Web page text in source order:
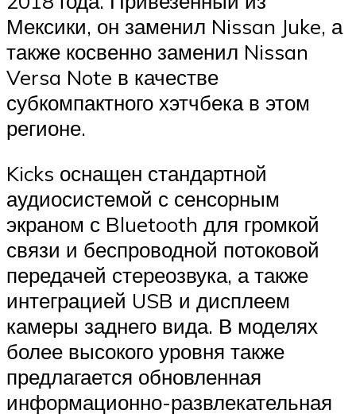
Мексики, он заменил Nissan Juke, а
также косвенно заменил Nissan
Versa Note в качестве
субкомпактного хэтчбека в этом
регионе.
Kicks оснащен стандартной
аудиосистемой с сенсорным
экраном с Bluetooth для громкой
связи и беспроводной потоковой
передачей стереозвука, а также
интеграцией USB и дисплеем
камеры заднего вида. В моделях
более высокого уровня также
предлагается обновленная
информационно-развлекательная